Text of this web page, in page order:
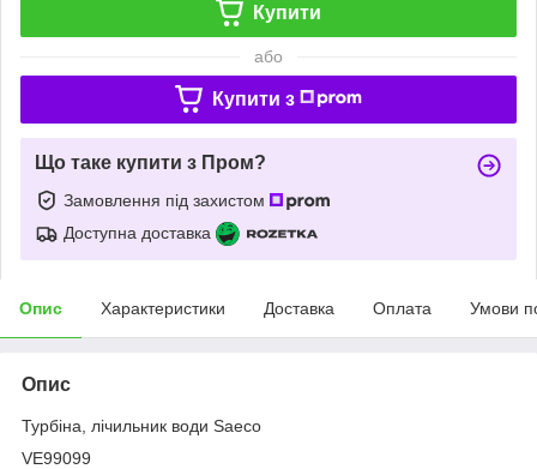
Купити
або
Купити з
Що таке купити з Пром?
Замовлення під захистом
Доступна доставка
Опис Характеристики Доставка Оплата Умови
Опис
Турбіна, лічильник води Saeco
VE99099